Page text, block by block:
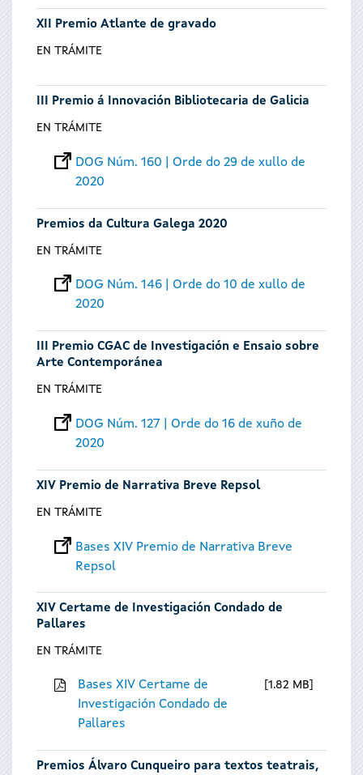
XII Premio Atlante de gravado
EN TRÁMITE
III Premio á Innovación Bibliotecaria de Galicia
EN TRÁMITE
DOG Núm. 160 | Orde do 29 de xullo de
2020
Premios da Cultura Galega 2020
EN TRÁMITE
DOG Núm. 146 | Orde do 10 de xullo de
2020
III Premio CGAC de Investigación e Ensaio sobre
Arte Contemporánea
EN TRÁMITE
DOG Núm. 127 | Orde do 16 de xuño de
2020
XIV Premio de Narrativa Breve Repsol
EN TRÁMITE
Bases XIV Premio de Narrativa Breve
Repsol
XIV Certame de Investigación Condado de
Pallares
EN TRÁMITE
Bases XIV Certame de
Investigación Condado de
Pallares
1.82 MB
Premios Álvaro Cunqueiro para textos teatrais,